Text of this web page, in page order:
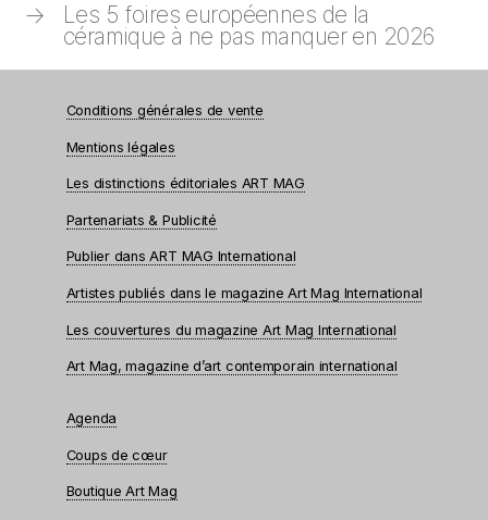
→
Les 5 foires européennes de la
céramique à ne pas manquer en 2026
Conditions générales de vente
Mentions légales
Les distinctions éditoriales ART MAG
Partenariats & Publicité
Publier dans ART MAG International
Artistes publiés dans le magazine Art Mag International
Les couvertures du magazine Art Mag International
Art Mag, magazine d’art contemporain international
Agenda
Coups de cœur
Boutique Art Mag